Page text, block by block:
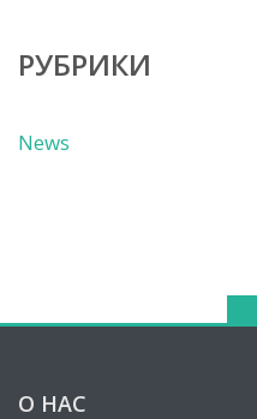
РУБРИКИ
News
О НАС